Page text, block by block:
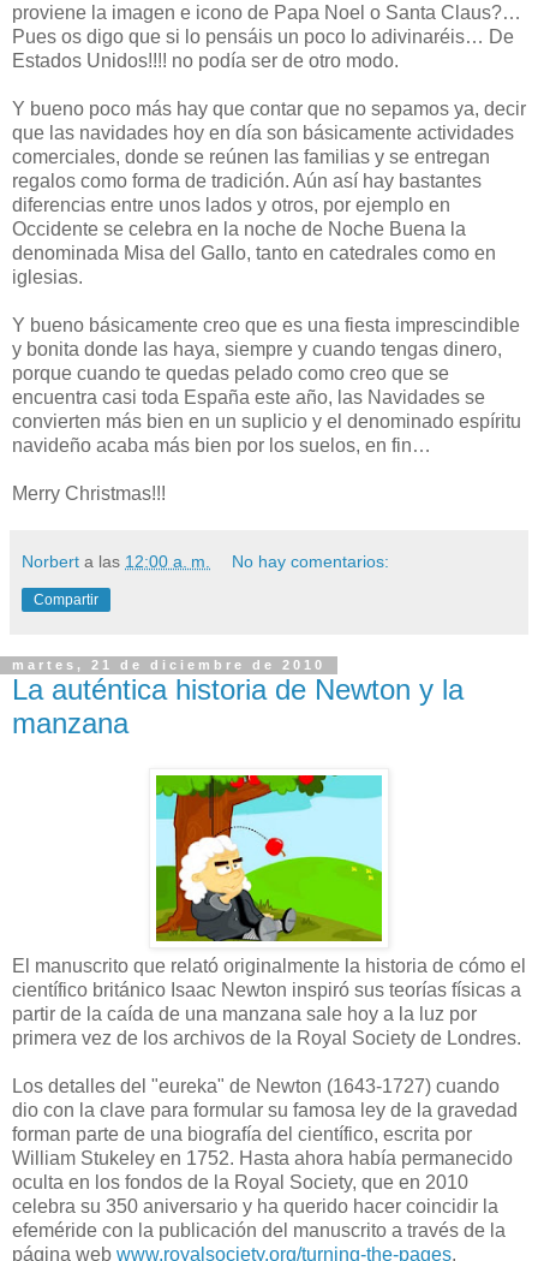
proviene la imagen e icono de Papa Noel o Santa Claus?…
Pues os digo que si lo pensáis un poco lo adivinaréis… De
Estados Unidos!!!! no podía ser de otro modo.
Y bueno poco más hay que contar que no sepamos ya, decir
que las navidades hoy en día son básicamente actividades
comerciales, donde se reúnen las familias y se entregan
regalos como forma de tradición. Aún así hay bastantes
diferencias entre unos lados y otros, por ejemplo en
Occidente se celebra en la noche de Noche Buena la
denominada Misa del Gallo, tanto en catedrales como en
iglesias.
Y bueno básicamente creo que es una fiesta imprescindible
y bonita donde las haya, siempre y cuando tengas dinero,
porque cuando te quedas pelado como creo que se
encuentra casi toda España este año, las Navidades se
convierten más bien en un suplicio y el denominado espíritu
navideño acaba más bien por los suelos, en fin…
Merry Christmas!!!
Norbert a las 12:00 a. m. No hay comentarios:
Compartir
martes, 21 de diciembre de 2010
La auténtica historia de Newton y la
manzana
El manuscrito que relató originalmente la historia de cómo el
científico británico Isaac Newton inspiró sus teorías físicas a
partir de la caída de una manzana sale hoy a la luz por
primera vez de los archivos de la Royal Society de Londres.
Los detalles del "eureka" de Newton (1643-1727) cuando
dio con la clave para formular su famosa ley de la gravedad
forman parte de una biografía del científico, escrita por
William Stukeley en 1752. Hasta ahora había permanecido
oculta en los fondos de la Royal Society, que en 2010
celebra su 350 aniversario y ha querido hacer coincidir la
efeméride con la publicación del manuscrito a través de la
página web www.royalsociety.org/turning-the-pages.